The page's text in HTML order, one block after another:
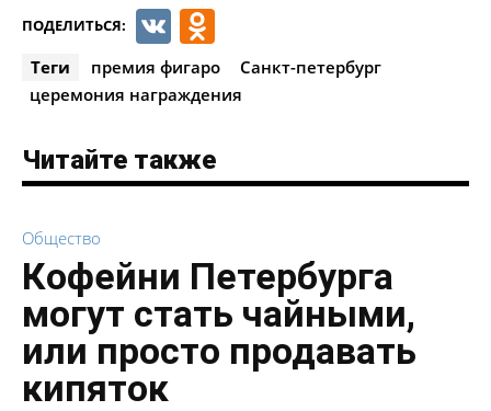
ПОДЕЛИТЬСЯ: VK
Теги премия фигаро
Санкт-петербург
церемония награждения
Читайте также
Общество
Кофейни Петербурга
могут стать чайными,
или просто продавать
кипяток